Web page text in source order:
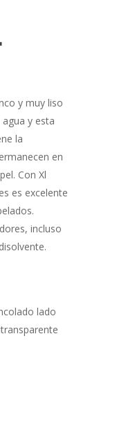
y muy liso
y esta
la
en
Con Xl
es excelente
incluso
lado